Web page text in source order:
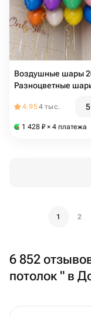
Воздушные шары
Разноцветные
шаров / Арт.ШПN10
4.954 тыс.
1 428 ₽ × 4 платежа
1 2
6 852
потолок " в